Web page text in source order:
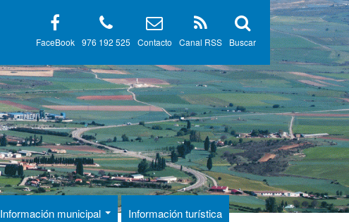
Buscar
Canal RSS
Contacto
976 192 525
FaceBook
Información municipal Información turística